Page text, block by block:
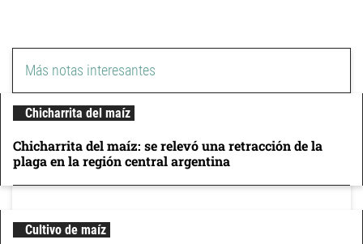
Más notas interesantes
Chicharrita del maíz
Chicharrita del maíz: se relevó una retracción de la
plaga en la región central argentina
Cultivo de maíz